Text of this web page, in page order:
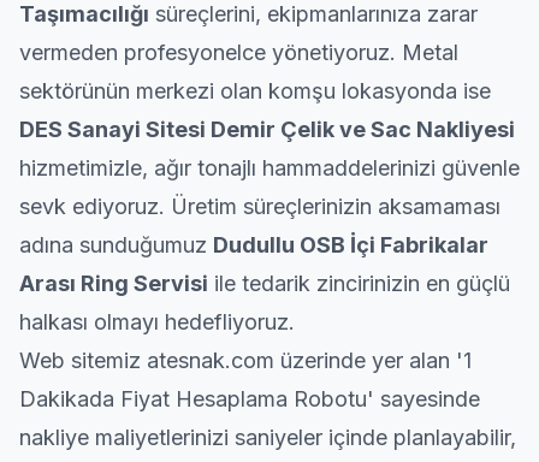
Taşımacılığı süreçlerini, ekipmanlarınıza zarar
vermeden profesyonelce yönetiyoruz. Metal
sektörünün merkezi olan komşu lokasyonda ise
DES Sanayi Sitesi Demir Çelik ve Sac Nakliyesi
hizmetimizle, ağır tonajlı hammaddelerinizi güvenle
sevk ediyoruz. Üretim süreçlerinizin aksamaması
adına sunduğumuz Dudullu OSB İçi Fabrikalar
Arası Ring Servisi ile tedarik zincirinizin en güçlü
halkası olmayı hedefliyoruz.
Web sitemiz atesnak.com üzerinde yer alan '1
Dakikada Fiyat Hesaplama Robotu' sayesinde
nakliye maliyetlerinizi saniyeler içinde planlayabilir,